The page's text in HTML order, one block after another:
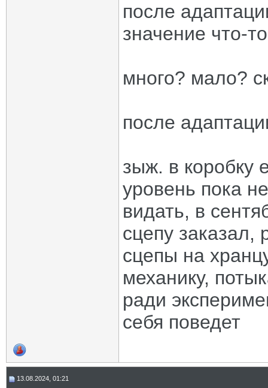
после
значение что-
много? мало?
после
зыж. в коробку
уровень пока
видать, в
сцепу заказал,
сцепы на
механику,
ради
себя поведет
13.08.2024, 01:21